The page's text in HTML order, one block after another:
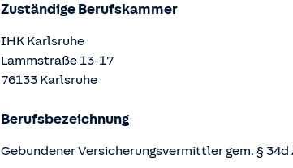
Zuständige Berufskammer
IHK Karlsruhe
Lammstraße 13-17
76133 Karlsruhe
Berufsbezeichnung
Gebundener Versicherungsvermittler gem. § 34d